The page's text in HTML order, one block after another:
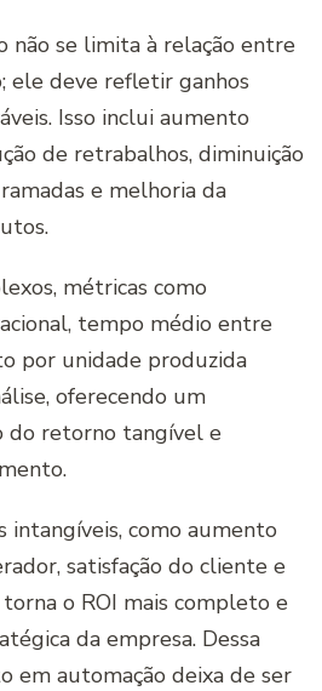
não se limita à relação entre
ele deve refletir ganhos
Isso inclui aumento
de retrabalhos, diminuição
e melhoria da
métricas como
tempo médio entre
por unidade produzida
oferecendo um
do retorno tangível e
intangíveis, como aumento
satisfação do cliente e
o ROI mais completo e
da empresa. Dessa
em automação deixa de ser